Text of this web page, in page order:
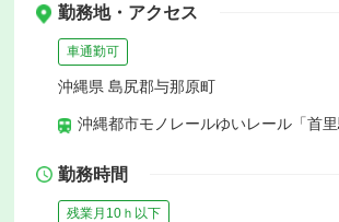
勤務地・アクセス
車通勤可
沖縄県 島尻郡与那原町
沖縄都市モノレールゆいレール「首
勤務時間
残業月10ｈ以下